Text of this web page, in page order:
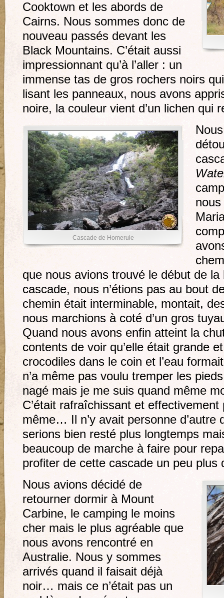
Cooktown et les abords de
Cairns. Nous sommes donc de
nouveau passés devant les
Black Mountains. C’était aussi
impressionnant qu’à l’aller : un
immense tas de gros rochers noirs
lisant les panneaux, nous avons
noire, la couleur vient d’un lichen qui
Cascade de Homerule
nous
que nous avions trouvé le début de
cascade, nous n’étions pas au bout
chemin était interminable, montait,
nous marchions à coté d’un gros
Quand nous avons enfin atteint la
contents de voir qu’elle était grande
crocodiles dans le coin et l’eau
n’a même pas voulu tremper les
nagé mais je me suis quand même
C’était rafraîchissant et
même… Il n’y avait personne d’autre
serions bien resté plus longtemps
beaucoup de marche à faire pour
profiter de cette cascade un peu plus
Nous avions décidé de
retourner dormir à Mount
Carbine, le camping le moins
cher mais le plus agréable que
nous avons rencontré en
Australie. Nous y sommes
arrivés quand il faisait déjà
noir… mais ce n’était pas un